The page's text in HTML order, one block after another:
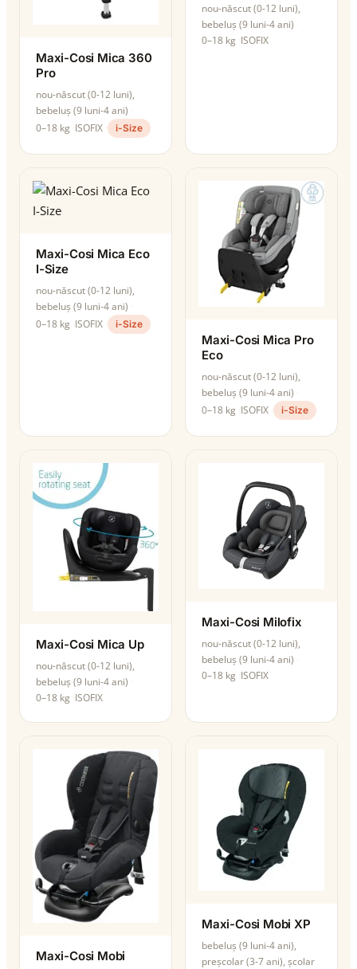
Maxi-Cosi Mica 360
Pro
nou-născut (0-12 luni),
bebeluș (9 luni-4 ani)
0–18 kg ISOFIX i-Size
nou-născut (0-12 luni),
bebeluș (9 luni-4 ani)
0–18 kg ISOFIX
Maxi-Cosi Mica Eco
I-Size
nou-născut (0-12 luni),
bebeluș (9 luni-4 ani)
0–18 kg ISOFIX i-Size
Maxi-Cosi Mica Pro
Eco
nou-născut (0-12 luni),
bebeluș (9 luni-4 ani)
0–18 kg ISOFIX i-Size
Maxi-Cosi Mica Up
nou-născut (0-12 luni),
bebeluș (9 luni-4 ani)
0–18 kg ISOFIX
Maxi-Cosi Milofix
nou-născut (0-12 luni),
bebeluș (9 luni-4 ani)
0–18 kg ISOFIX
Maxi-Cosi Mobi
Maxi-Cosi Mobi XP
bebeluș (9 luni-4 ani),
preșcolar (3-7 ani), școlar